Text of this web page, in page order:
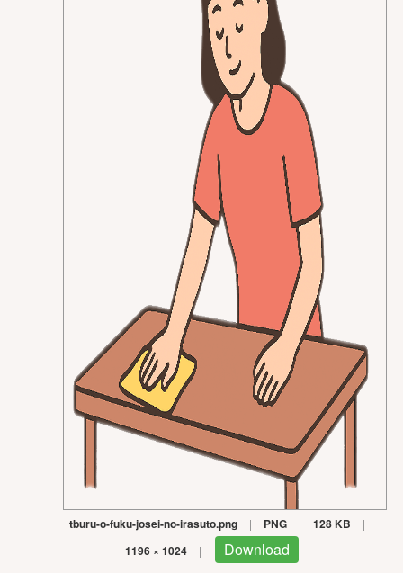
tburu-o-fuku-josei-no-irasuto.png | PNG | 128 KB |
1196 × 1024 | Download